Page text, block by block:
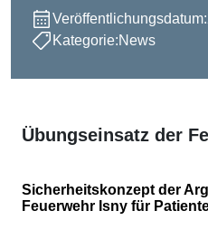
Veröffentlichungsdatum:
Kategorie:News
Übungseinsatz der
Sicherheitskonzept der
Feuerwehr Isny für